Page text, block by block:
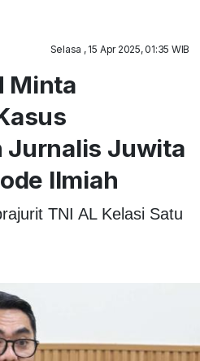
Selasa , 15 Apr 2025, 01:35 WIB
Minta
Jurnalis Juwita
Ilmiah
TNI AL Kelasi Satu